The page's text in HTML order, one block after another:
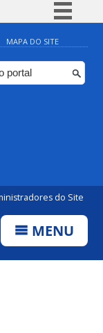
BR
MAPA DO SITE
do Site
MENU